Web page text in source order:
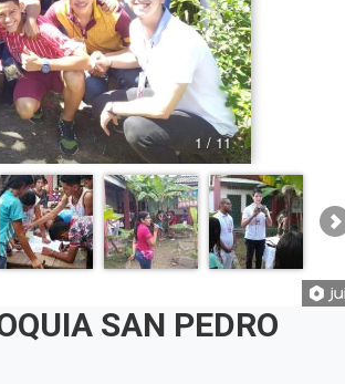
1 / 11
SAN PEDRO